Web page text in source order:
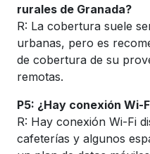
rurales de Granada?
R: La cobertura suele
urbanas, pero es
de cobertura de su
remotas.
P5: ¿Hay conexión Wi-
R: Hay conexión Wi-Fi
cafeterías y algunos